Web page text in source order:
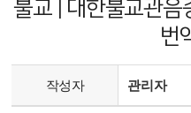
불교 | 대한불교관음
번
작성자 관리자